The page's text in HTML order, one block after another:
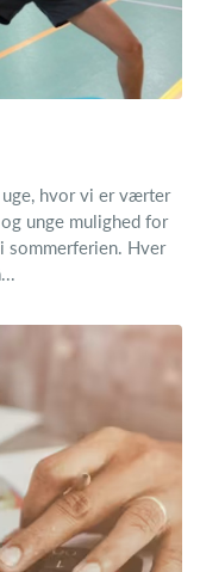
hvor vi er værter
unge mulighed for
Hver